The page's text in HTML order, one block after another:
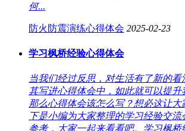
何...
防火防震演练心得体会 2025-02-23
学习枫桥经验心得体会
当我们经过反思，对生活有了新的
其写进心得体会中，如此就可以提升
那么心得体会该怎么写？想必这让大
下是小编为大家整理的学习经验交
参考，大家一起来看看吧。学习枫桥